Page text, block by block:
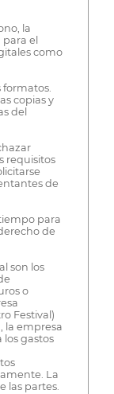
la
el
como
formatos.
copias y
del
requisitos
de
para
de
son los
o
Festival)
la empresa
gastos
La
las partes.